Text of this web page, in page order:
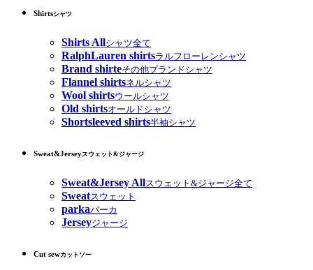
Shirtsシャツ
Shirts Allシャツ全て
RalphLauren shirtsラルフローレンシャツ
Brand shirteその他ブランドシャツ
Flannel shirtsネルシャツ
Wool shirtsウールシャツ
Old shirtsオールドシャツ
Shortsleeved shirts半袖シャツ
Sweat&Jerseyスウェット&ジャージ
Sweat&Jersey Allスウェット&ジャージ全て
Sweatスウェット
parkaパーカ
Jerseyジャージ
Cut sewカットソー